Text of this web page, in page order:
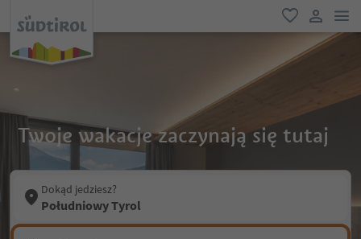
ulubione
link
Twoje wakacje zaczynają się tutaj
Dokąd jedziesz?
Południowy Tyrol